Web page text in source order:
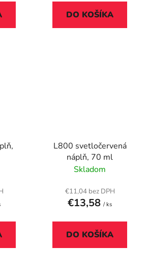
DO KOŠÍKA
L800 svetločervená
náplň, 70 ml
Skladom
€11,04 bez DPH
€13,58 / ks
DO KOŠÍKA